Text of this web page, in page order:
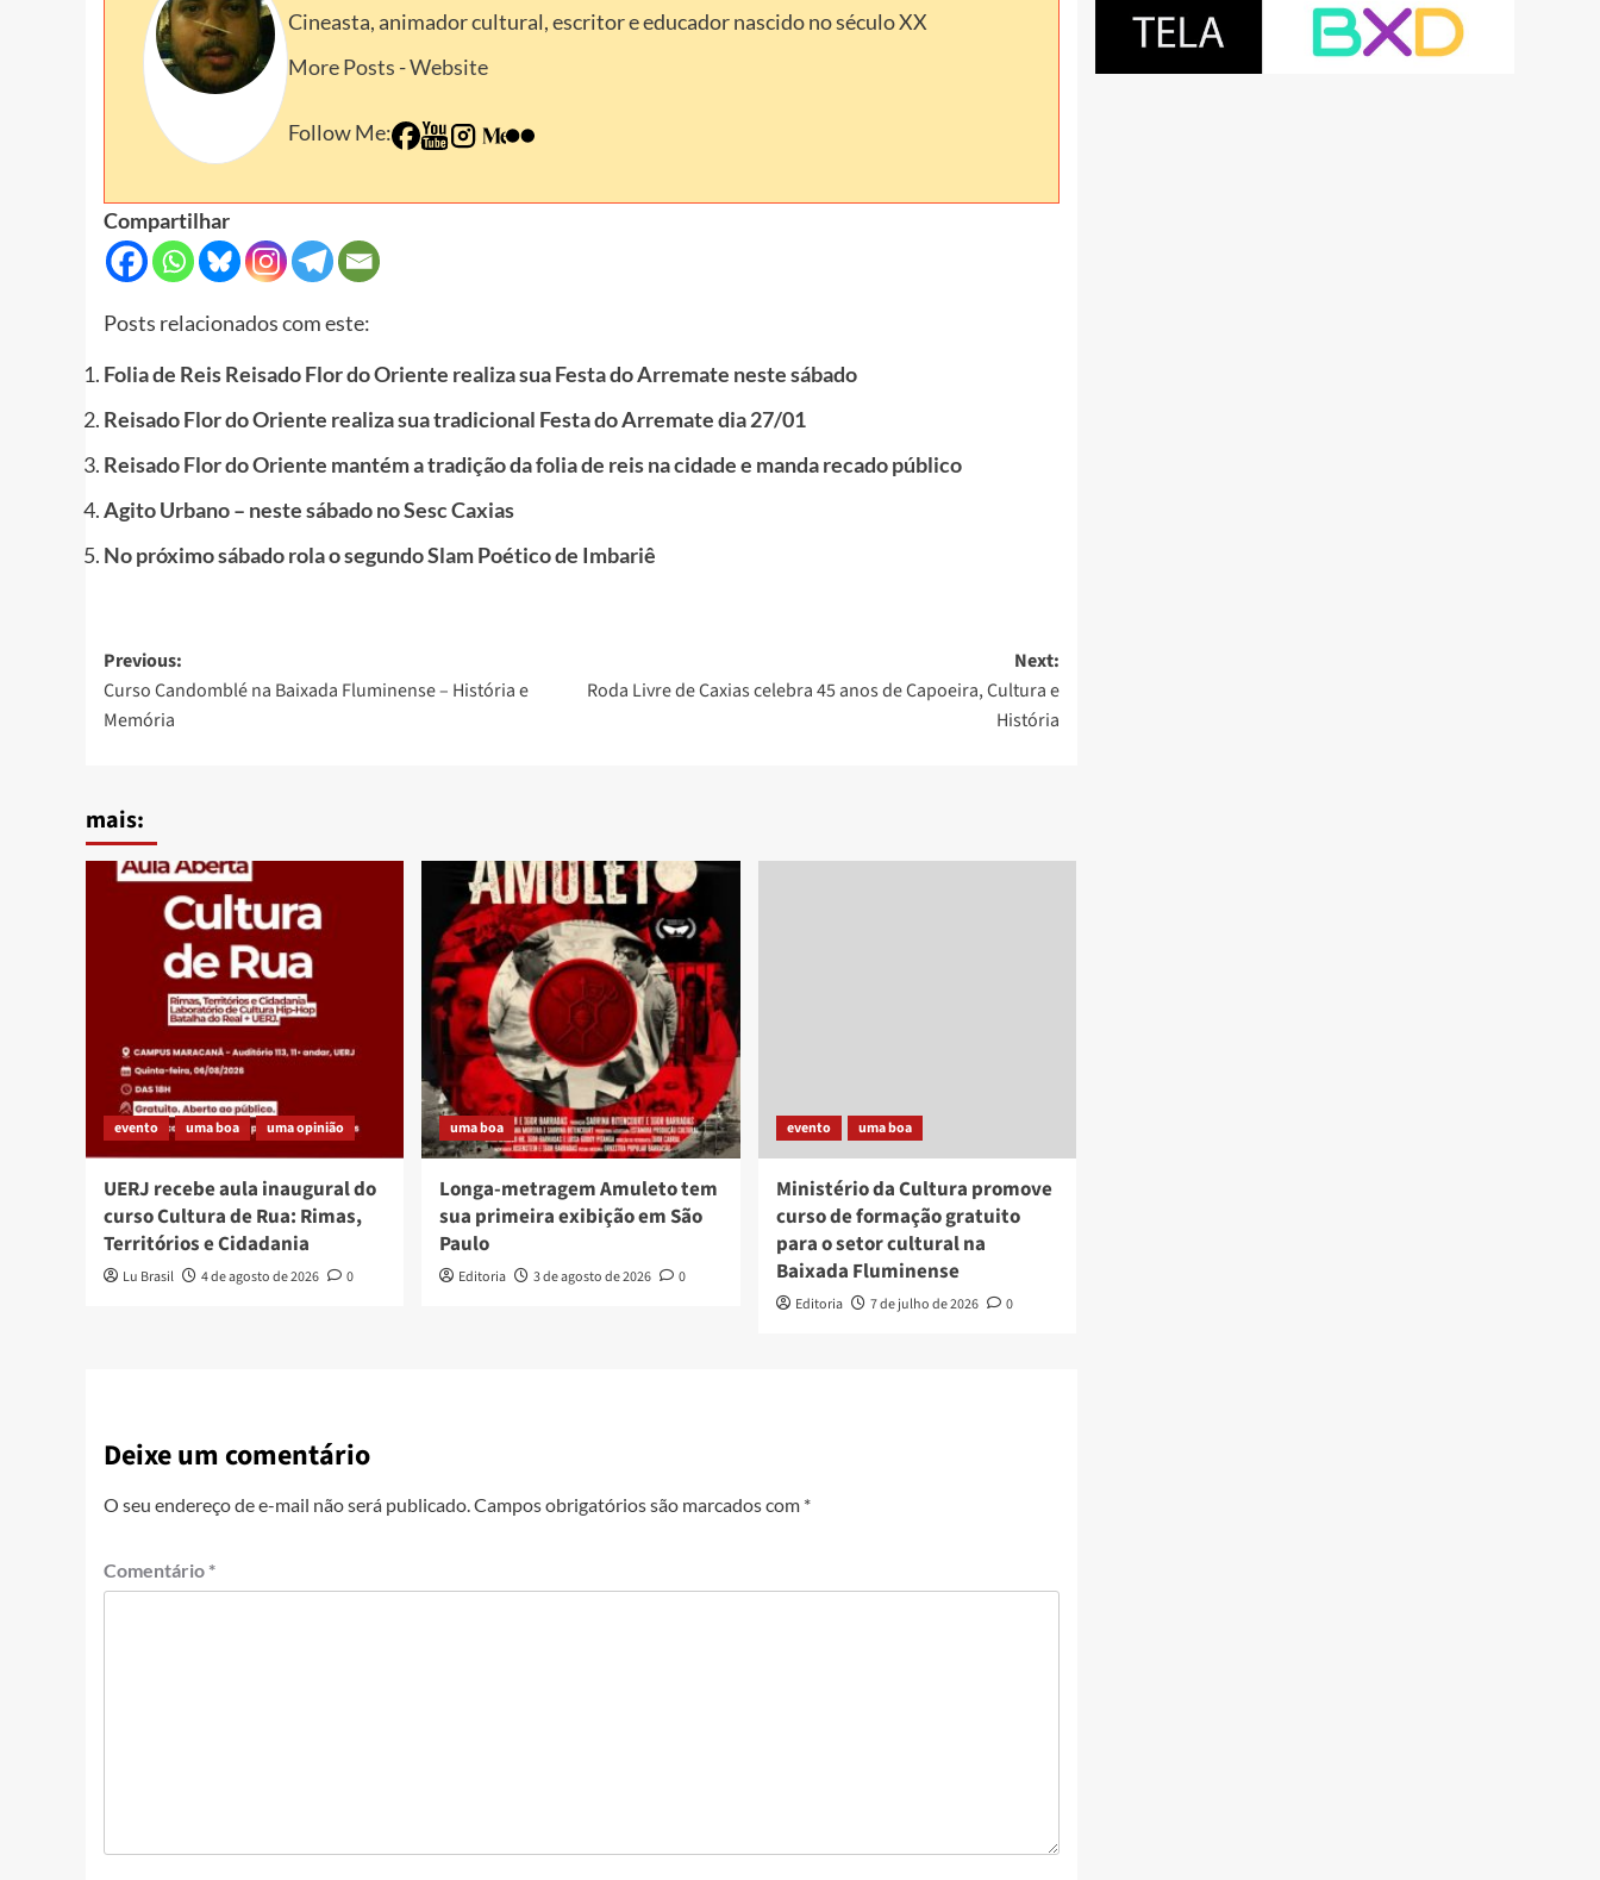
Cineasta, animador cultural, escritor e educador nascido no século XX
More Posts -Website
Follow Me:
Compartilhar
Posts relacionados com este:
Folia de Reis Reisado Flor do Oriente realiza sua Festa do Arremate neste sábado
Reisado Flor do Oriente realiza sua tradicional Festa do Arremate dia 27/01
Reisado Flor do Oriente mantém a tradição da folia de reis na cidade e manda recado público
Agito Urbano – neste sábado no Sesc Caxias
No próximo sábado rola o segundo Slam Poético de Imbariê
Post
navigation
Previous:
Curso Candomblé na Baixada Fluminense – História e
Memória
Next:
Roda Livre de Caxias celebra 45 anos de Capoeira, Cultura e
História
mais:
evento uma boa uma opinião
UERJ recebe aula inaugural do
curso Cultura de Rua: Rimas,
Territórios e Cidadania
Lu Brasil 4 de agosto de 2026 0
uma boa
Longa-metragem Amuleto tem
sua primeira exibição em São
Paulo
Editoria 3 de agosto de 2026 0
evento uma boa
Ministério da Cultura promove
curso de formação gratuito
para o setor cultural na
Baixada Fluminense
Editoria 7 de julho de 2026 0
Deixe um comentário
O seu endereço de e-mail não será publicado.Campos obrigatórios são marcados com *
Comentário *